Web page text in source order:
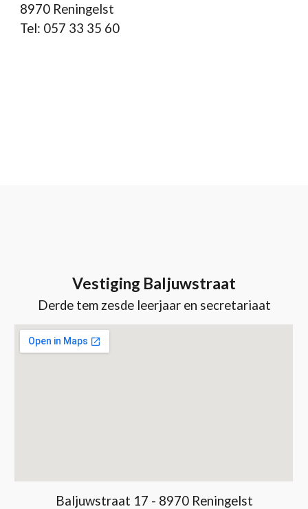
8970 Reningelst
Tel: 057 33 35 60
Vestiging Baljuwstraat
Derde tem zesde leerjaar en secretariaat
Baljuwstraat 17 - 8970 Reningelst